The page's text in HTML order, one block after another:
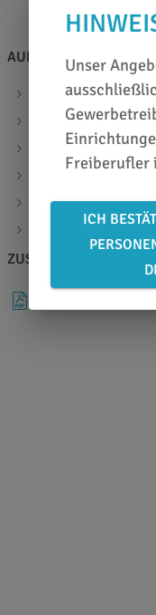
AUF EINEN BLICK
PVC-freies Banner
frei von Phtalaten
feuerfest mit
reißfester als
Gewicht: 320 g/m²
KEIN Zuschnitt
ZUSATZINFOS
Unser
Freiberufler
ICH